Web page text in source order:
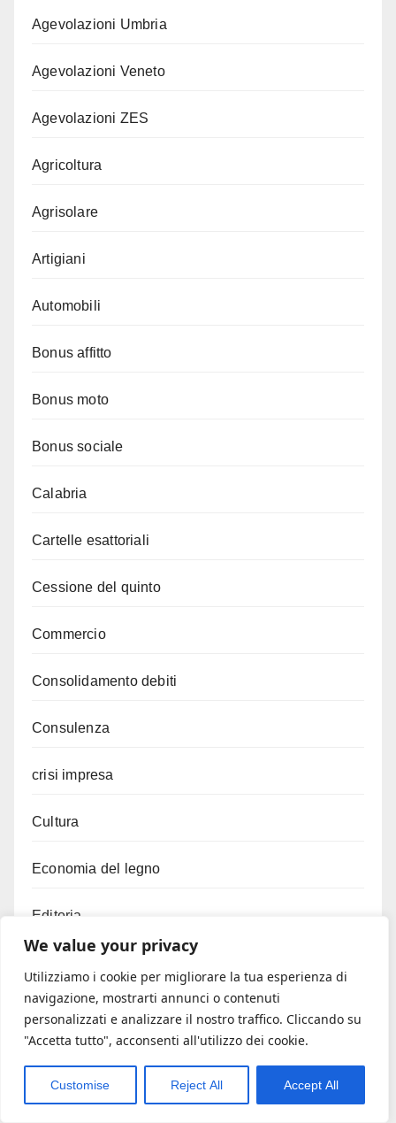
We value your privacy
Utilizziamo i cookie per migliorare la tua esperienza di
navigazione, mostrarti annunci o contenuti
personalizzati e analizzare il nostro traffico. Cliccando su
"Accetta tutto", acconsenti all'utilizzo dei cookie.
Customise Reject All Accept All
Agevolazioni Umbria
Agevolazioni Veneto
Agevolazioni ZES
Agricoltura
Agrisolare
Artigiani
Automobili
Bonus affitto
Bonus moto
Bonus sociale
Calabria
Cartelle esattoriali
Cessione del quinto
Commercio
Consolidamento debiti
Consulenza
crisi impresa
Cultura
Economia del legno
Editoria
Energia rinnovabile
Factoring